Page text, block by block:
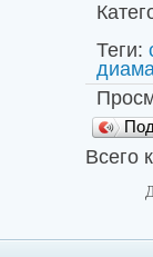
Теги:
Всего